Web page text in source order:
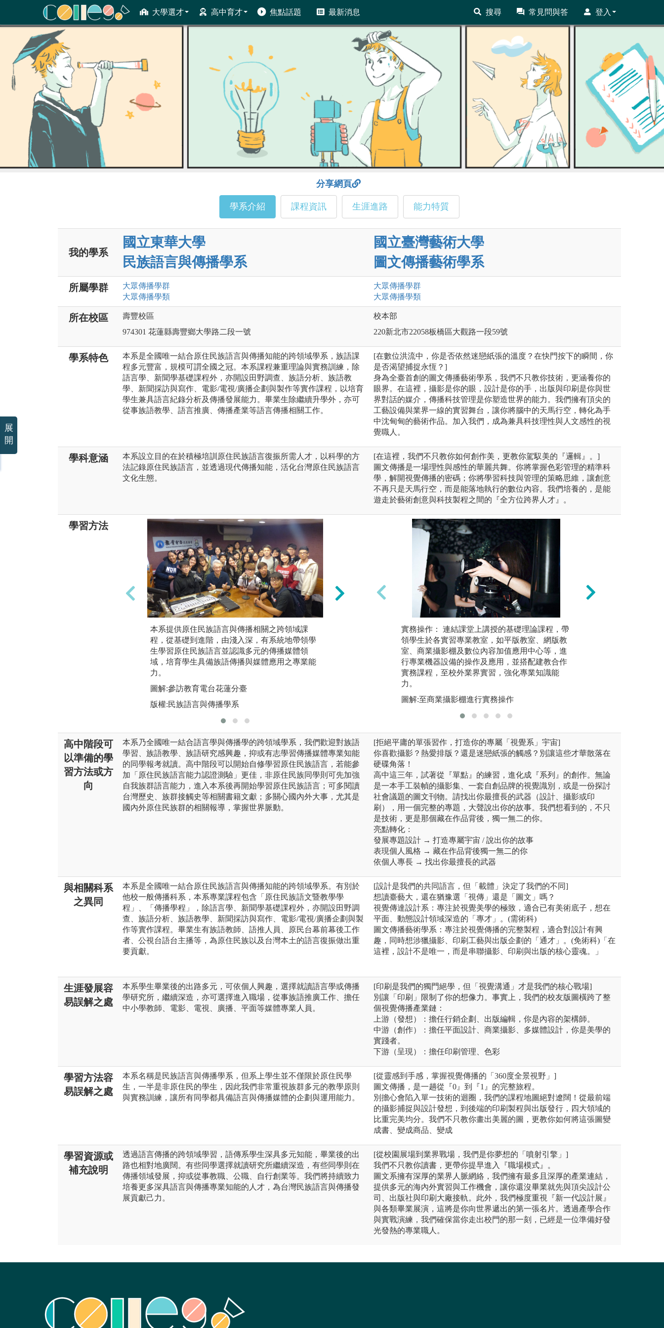
大學選才 高中育才 焦點話題 最新消息 搜尋 常見問與答 登入
ColleGo! 大學選才與高中育才輔助系統
分享網頁
學系介紹 課程資訊 生涯進路 能力特質
我的學系
國立東華大學
民族語言與傳播學系
國立臺灣藝術大學
圖文傳播藝術學系
所屬學群 大眾傳播學群
大眾傳播學類
大眾傳播學群
大眾傳播學類
所在校區
壽豐校區
974301 花蓮縣壽豐鄉大學路二段一號
校本部
220新北市22058板橋區大觀路一段59號
學系特色
本系是全國唯一結合原住民族語言與傳播知能的跨領域學系，族語課
程多元豐富，規模可謂全國之冠。本系課程兼重理論與實務訓練，除
語言學、新聞學基礎課程外，亦開設田野調查、族語分析、族語教
學、新聞採訪與寫作、電影/電視/廣播企劃與製作等實作課程，以培育
學生兼具語言紀錄分析及傳播發展能力。畢業生除繼續升學外，亦可
從事族語教學、語言推廣、傳播產業等語言傳播相關工作。
[在數位洪流中，你是否依然迷戀紙張的溫度？在快門按下的瞬間，你
是否渴望捕捉永恆？]
身為全臺首創的圖文傳播藝術學系，我們不只教你技術，更涵養你的
眼界。在這裡，攝影是你的眼，設計是你的手，出版與印刷是你與世
界對話的媒介，傳播科技管理是你塑造世界的能力。我們擁有頂尖的
工藝設備與業界一線的實習舞台，讓你將腦中的天馬行空，轉化為手
中沈甸甸的藝術作品。加入我們，成為兼具科技理性與人文感性的視
覺職人。
學科意涵
本系設立目的在於積極培訓原住民族語言復振所需人才，以科學的方
法記錄原住民族語言，並透過現代傳播知能，活化台灣原住民族語言
文化生態。
[在這裡，我們不只教你如何創作美，更教你駕馭美的『邏輯』。]
圖文傳播是一場理性與感性的華麗共舞。你將掌握色彩管理的精準科
學，解開視覺傳播的密碼；你將學習科技與管理的策略思維，讓創意
不再只是天馬行空，而是能落地執行的數位內容。我們培養的，是能
遊走於藝術創意與科技製程之間的『全方位跨界人才』。
學習方法
本系提供原住民族語言與傳播相關之跨領域課
程，從基礎到進階，由淺入深，有系統地帶領學
生學習原住民族語言並認識多元的傳播媒體領
域，培育學生具備族語傳播與媒體應用之專業能
力。
圖解:參訪教育電台花蓮分臺
版權:民族語言與傳播學系
本系注重學生從多元視野探討問題的能力訓練，
以培育民族語言與傳播尖兵，為台灣語言與傳播
發展，注入嶄新的能量。本系學生約一半為原住
民一半為漢人，但我們不分原漢，彼此切磋琢磨
一同成長，實踐多元族群共存共榮的理想。
圖解:112級畢業製作
版權:民族語言與傳播學系
實務操作： 連結課堂上講授的基礎理論課程，帶
領學生於各實習專業教室，如平版教室、網版教
室、商業攝影棚及數位內容加值應用中心等，進
行專業機器設備的操作及應用，並搭配建教合作
實務課程，至校外業界實習，強化專業知識能
力。
圖解:至商業攝影棚進行實務操作
高中階段可
以準備的學
習方法或方
向
本系乃全國唯一結合語言學與傳播學的跨領域學系，我們歡迎對族語
學習、族語教學、族語研究感興趣，抑或有志學習傳播媒體專業知能
的同學報考就讀。高中階段可以開始自修學習原住民族語言，若能參
加「原住民族語言能力認證測驗」更佳，非原住民族同學則可先加強
自我族群語言能力，進入本系後再開始學習原住民族語言；可多閱讀
台灣歷史、族群接觸史等相關書籍文獻；多關心國內外大事，尤其是
國內外原住民族群的相關報導，掌握世界脈動。
[拒絕平庸的單張習作，打造你的專屬「視覺系」宇宙]
你喜歡攝影？熱愛排版？還是迷戀紙張的觸感？別讓這些才華散落在
硬碟角落！
高中這三年，試著從『單點』的練習，進化成『系列』的創作。無論
是一本手工裝幀的攝影集、一套自創品牌的視覺識別，或是一份探討
社會議題的圖文刊物。請找出你最擅長的武器（設計、攝影或印
刷），用一個完整的專題，大聲說出你的故事。我們想看到的，不只
是技術，更是那個藏在作品背後，獨一無二的你。
亮點轉化：
發展專題設計 → 打造專屬宇宙 / 說出你的故事
表現個人風格 → 藏在作品背後獨一無二的你
依個人專長 → 找出你最擅長的武器
與相關科系
之異同
本系是全國唯一結合原住民族語言與傳播知能的跨領域學系。有別於
他校一般傳播科系，本系專業課程包含「原住民族語文暨教學學
程」、「傳播學程」，除語言學、新聞學基礎課程外，亦開設田野調
查、族語分析、族語教學、新聞採訪與寫作、電影/電視/廣播企劃與製
作等實作課程。畢業生有族語教師、語推人員、原民台幕前幕後工作
者、公視台語台主播等，為原住民族以及台灣本土的語言復振做出重
要貢獻。
[設計是我們的共同語言，但「載體」決定了我們的不同]
想讀臺藝大，還在猶豫選「視傳」還是「圖文」嗎？
視覺傳達設計系：專注於視覺美學的極致，適合已有美術底子，想在
平面、動態設計領域深造的「專才」。(需術科)
圖文傳播藝術學系：專注於視覺傳播的完整製程，適合對設計有興
趣，同時想涉獵攝影、印刷工藝與出版企劃的「通才」。(免術科)「在
這裡，設計不是唯一，而是串聯攝影、印刷與出版的核心靈魂。」
生涯發展容
易誤解之處
本系學生畢業後的出路多元，可依個人興趣，選擇就讀語言學或傳播
學研究所，繼續深造，亦可選擇進入職場，從事族語推廣工作、擔任
中小學教師、電影、電視、廣播、平面等媒體專業人員。
[印刷是我們的獨門絕學，但「視覺溝通」才是我們的核心戰場]
別讓「印刷」限制了你的想像力。事實上，我們的校友版圖橫跨了整
個視覺傳播產業鏈：
上游（發想）：擔任行銷企劃、出版編輯，你是內容的架構師。
中游（創作）：擔任平面設計、商業攝影、多媒體設計，你是美學的
實踐者。
下游（呈現）：擔任印刷管理、色彩
學習方法容
易誤解之處
本系名稱是民族語言與傳播學系，但系上學生並不僅限於原住民學
生，一半是非原住民的學生，因此我們非常重視族群多元的教學原則
與實務訓練，讓所有同學都具備語言與傳播媒體的企劃與運用能力。
[從靈感到手感，掌握視覺傳播的「360度全景視野」]
圖文傳播，是一趟從『0』到『1』的完整旅程。
別擔心會陷入單一技術的迴圈，我們的課程地圖絕對遼闊！從最前端
的攝影捕捉與設計發想，到後端的印刷製程與出版發行，四大領域的
比重完美均分。我們不只教你畫出美麗的圖，更教你如何將這張圖變
成書、變成商品、變成
學習資源或
補充說明
透過語言傳播的跨領域學習，語傳系學生深具多元知能，畢業後的出
路也相對地廣闊。有些同學選擇就讀研究所繼續深造，有些同學則在
傳播領域發展，抑或從事教職、公職、自行創業等。我們將持續致力
培養更多深具語言與傳播專業知能的人才，為台灣民族語言與傳播發
展貢獻己力。
[從校園展場到業界戰場，我們是你夢想的「噴射引擎」]
我們不只教你讀書，更帶你提早進入『職場模式』。
圖文系擁有深厚的業界人脈網絡，我們擁有最多且深厚的產業連結，
提供多元的海內外實習與工作機會，讓你還沒畢業就先與頂尖設計公
司、出版社與印刷大廠接軌。此外，我們極度重視『新一代設計展』
與各類畢業展演，這將是你向世界遞出的第一張名片。透過產學合作
與實戰演練，我們確保當你走出校門的那一刻，已經是一位準備好發
光發熱的專業職人。
展
開